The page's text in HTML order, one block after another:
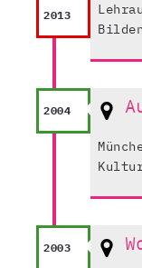
2013
2004
2003